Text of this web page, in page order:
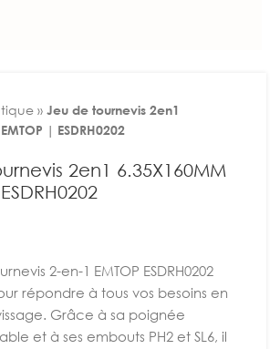
» Jeu de tournevis 2en1
| ESDRH0202
2en1 6.35X160MM
2-en-1 EMTOP ESDRH0202
répondre à tous vos besoins en
Grâce à sa poignée
et à ses embouts PH2 et SL6, il